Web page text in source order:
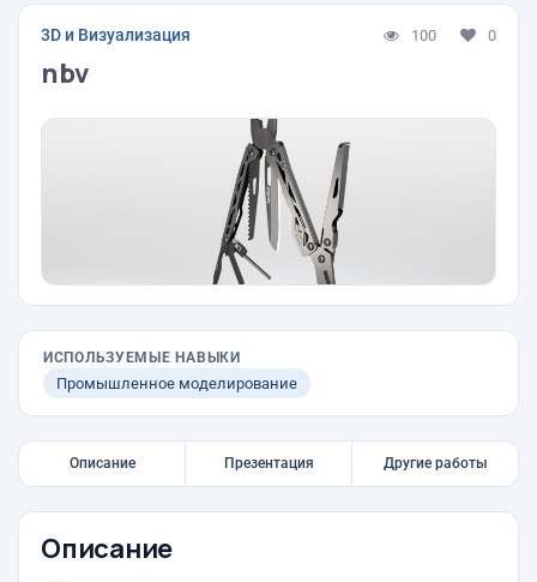
3D и Визуализация 100 0
nbv
ИСПОЛЬЗУЕМЫЕ НАВЫКИ
Промышленное моделирование
Описание Презентация Другие работы
Описание